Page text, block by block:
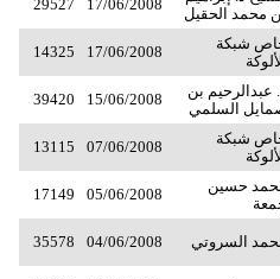
محمد الحقيل
17/06/2008
29527
شبكة
الألوكة
17/06/2008
14325
عبدالرحيم بن
السلمي
15/06/2008
39420
شبكة
الألوكة
07/06/2008
13115
حسين
05/06/2008
17149
السروتي 04/06/2008
35578